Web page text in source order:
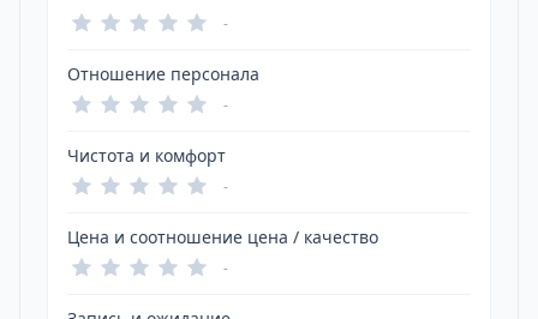
-
Отношение персонала
-
Чистота и комфорт
-
Цена и соотношение цена / качество
-